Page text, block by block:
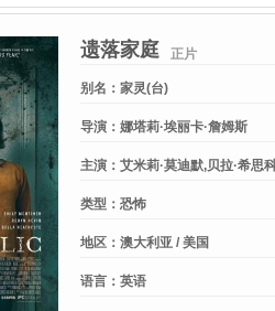
遗落家庭 正片
别名： 家灵(台)
导演： 娜塔莉·埃丽卡·詹姆斯
主演： 艾米莉·莫迪默,贝拉·希思
约翰·布朗宁,Robin,Northover
类型： 恐怖
地区： 澳大利亚 / 美国
语言： 英语